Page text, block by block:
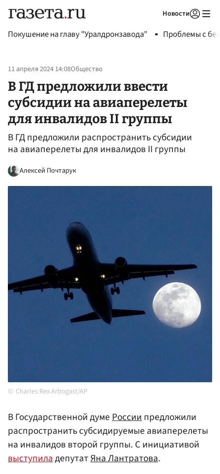
Новости
Покушение на главу "Уралдронзавода" Проблемы с
11 апреля 2024 14:08Общество
В ГД предложили ввести
субсидии на авиаперелеты
для инвалидов II группы
В ГД предложили распространить субсидии
на авиаперелеты для инвалидов II группы
Алексей Почтарук
Charles Rex Arbogast/AP
В Государственной думеРоссиипредложили
распространить субсидируемые авиаперелеты
на инвалидов второй группы. С инициативой
выступиладепутатЯна Лантратова.